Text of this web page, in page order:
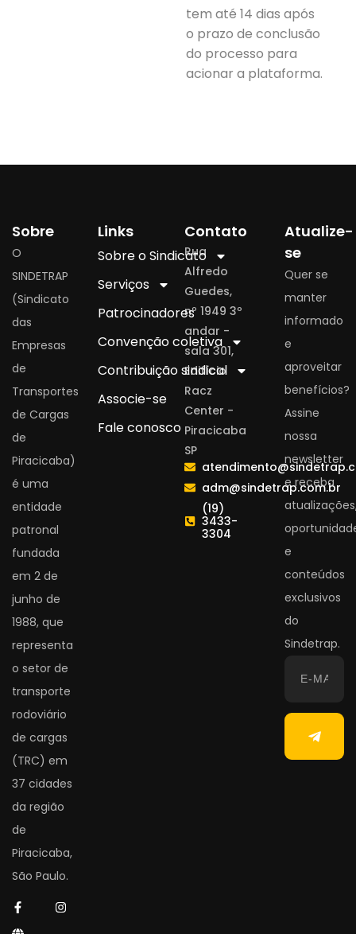
tem até 14 dias após
o prazo de conclusão
do processo para
acionar a plataforma.
Sobre
O
SINDETRAP
(Sindicato
das
Empresas
de
Transportes
de Cargas
de
Piracicaba)
é uma
entidade
patronal
fundada
em 2 de
junho de
1988, que
representa
o setor de
transporte
rodoviário
de cargas
(TRC) em
37 cidades
da região
de
Piracicaba,
São Paulo.
Links
Sobre o Sindicato
Serviços
Patrocinadores
Convenção coletiva
Contribuição sindical
Associe-se
Fale conosco
Contato
Rua
Alfredo
Guedes,
nº 1949 3º
andar -
sala 301,
Edifício
Racz
Center -
Piracicaba
SP
adm@sindetrap.com.br
(19)
3433-
3304
Atualize-
se
Quer se
manter
informado
e
aproveitar
benefícios?
Assine
nossa
newsletter
e receba
e
conteúdos
exclusivos
do
Sindetrap.